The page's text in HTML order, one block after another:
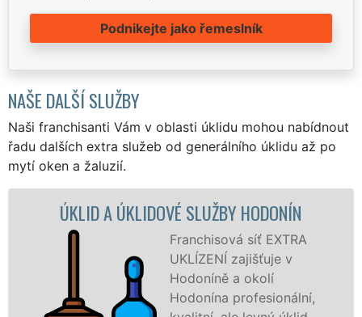
Podnikejte jako řemeslník
NAŠE DALŠÍ SLUŽBY
Naši franchisanti Vám v oblasti úklidu mohou nabídnout
řadu dalších extra služeb od generálního úklidu až po
mytí oken a žaluzií.
SLUŽBY HODONÍN
Franchisová síť EXTRA
UKLÍZENÍ zajišťuje v
Hodoníně a okolí
Hodonína profesionální,
ÚKLIDOVÁ